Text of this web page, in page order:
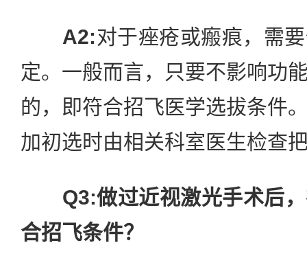
A2:对于痤疮或瘢痕，需
定。一般而言，只要不影响功
的，即符合招飞医学选拔条件
加初选时由相关科室医生检查
Q3:做过近视激光手术后
合招飞条件？